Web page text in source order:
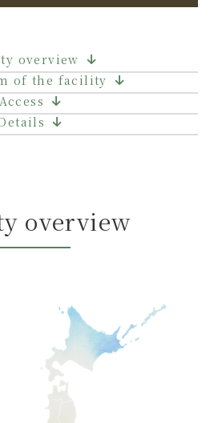
overview
of the facility
Access
overview